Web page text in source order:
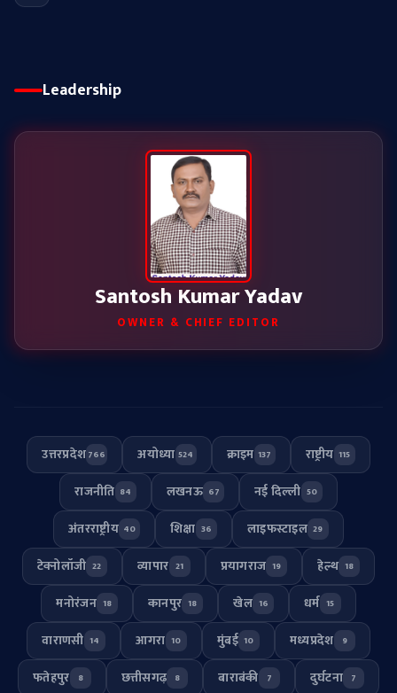
Leadership
Santosh Kumar Yadav
OWNER & CHIEF EDITOR
उत्तरप्रदेश766 अयोध्या 524 क्राइम 137 राष्ट्रीय 115
राजनीति 84 लखनऊ 67 नई दिल्ली 50
अंतरराष्ट्रीय 40 शिक्षा 36 लाइफस्टाइल 29
टेक्नोलॉजी 22 व्यापार 21 प्रयागराज 19 हेल्थ 18
मनोरंजन 18 कानपुर 18 खेल 16 धर्म 15
वाराणसी 14 आगरा 10 मुंबई 10 मध्यप्रदेश 9
फतेहपुर 8 छत्तीसगढ़ 8 बाराबंकी 7 दुर्घटना 7